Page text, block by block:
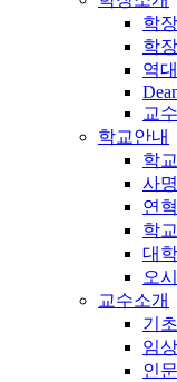
학
학
역
교
학교안내
학
사
연혁
학
대
오
교수소개
기
임
인